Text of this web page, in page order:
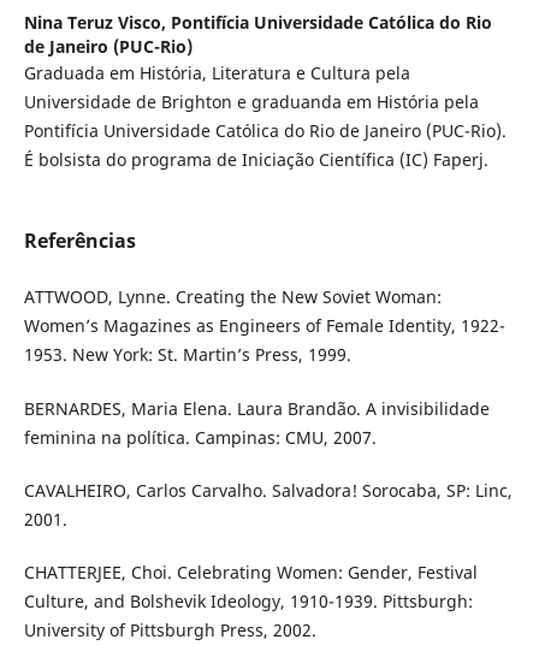
Nina Teruz Visco, Pontifícia Universidade Católica do Rio
de Janeiro (PUC-Rio)
Graduada em História, Literatura e Cultura pela
Universidade de Brighton e graduanda em História pela
Pontifícia Universidade Católica do Rio de Janeiro (PUC-Rio).
É bolsista do programa de Iniciação Científica (IC) Faperj.
Referências
ATTWOOD, Lynne. Creating the New Soviet Woman:
Women’s Magazines as Engineers of Female Identity, 1922-
1953. New York: St. Martin’s Press, 1999.
BERNARDES, Maria Elena. Laura Brandão. A invisibilidade
feminina na política. Campinas: CMU, 2007.
CAVALHEIRO, Carlos Carvalho. Salvadora! Sorocaba, SP: Linc,
2001.
CHATTERJEE, Choi. Celebrating Women: Gender, Festival
Culture, and Bolshevik Ideology, 1910-1939. Pittsburgh:
University of Pittsburgh Press, 2002.